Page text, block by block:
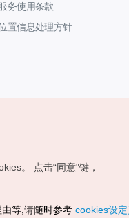
务使用条款
置信息处理方针
有
。
点击“同意"键，
等,请随时参考 cookies设